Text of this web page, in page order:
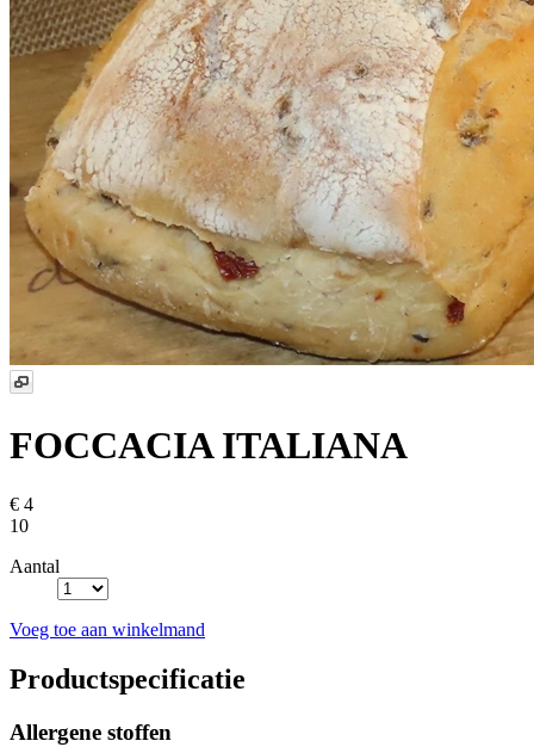
FOCCACIA ITALIANA
€ 4
10
Aantal
Voeg toe aan winkelmand
Productspecificatie
Allergene stoffen